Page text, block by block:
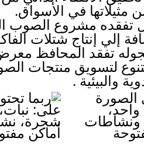
مثيلاتها في الأسواق.
إلي إنتاج شتلات
والبيئية .